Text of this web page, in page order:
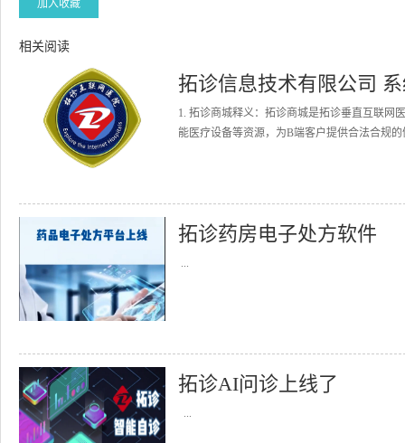
加入收藏
相关阅读
拓诊信息技术有限公司
1. 拓诊商城释义：拓诊商城是拓诊垂直互联网
能医疗设备等资源，为B端客户提供合法合规
拓诊药房电子处方软件
...
拓诊AI问诊上线了
...